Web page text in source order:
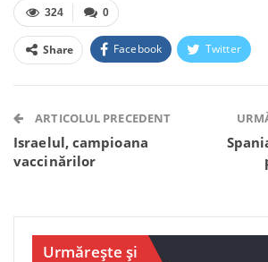
0
324
Share Facebook Twitter
Telegram WhatsApp Viber
ARTICOLUL PRECEDENT
Israelul, campioana
vaccinărilor
Urmărește și